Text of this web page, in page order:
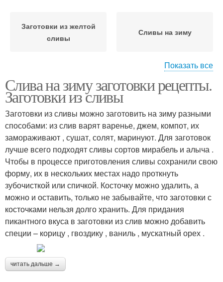
Заготовки из желтой
сливы
Сливы на зиму
сливами
Желтые сливы
Джемы из слив Слив в сахаре
Компот из слив Заготовки из слив
Аджика со сливами
Показать все
Слива на зиму заготовки рецепты.
Заготовки из сливы
Заготовки из сливы можно заготовить на зиму разными
способами: из слив варят варенье, джем, компот, их
замораживают , сушат, солят, маринуют. Для заготовок
лучше всего подходят сливы сортов мирабель и алыча .
Чтобы в процессе приготовления сливы сохранили свою
форму, их в нескольких местах надо проткнуть
зубочисткой или спичкой. Косточку можно удалить, а
можно и оставить, только не забывайте, что заготовки с
косточками нельзя долго хранить. Для придания
пикантного вкуса в заготовки из слив можно добавить
специи – корицу , гвоздику , ваниль , мускатный орех .
читать дальше →